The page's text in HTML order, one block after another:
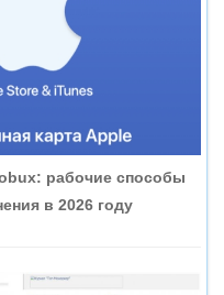
рабочие способы
в 2026 году